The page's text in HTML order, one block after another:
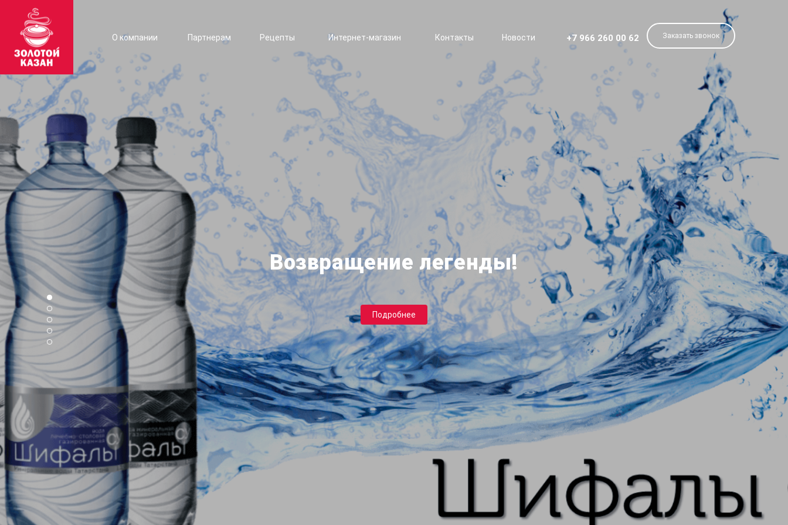
О компании Партнерам Рецепты Интернет-магазин Контакты Новости +7 966 260 00 62 Заказать звонок
Возвращение легенды!
Подробнее